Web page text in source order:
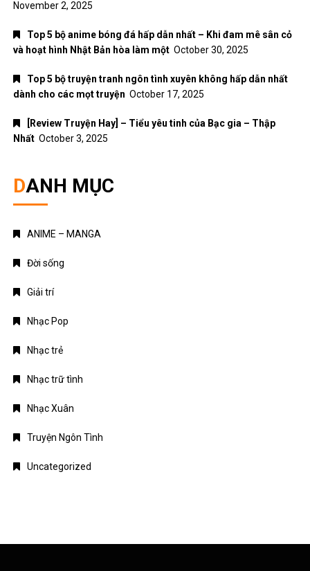
November 2, 2025
Top 5 bộ anime bóng đá hấp dẫn nhất – Khi đam mê sân cỏ
và hoạt hình Nhật Bản hòa làm một October 30, 2025
Top 5 bộ truyện tranh ngôn tình xuyên không hấp dẫn nhất
dành cho các mọt truyện October 17, 2025
[Review Truyện Hay] – Tiểu yêu tinh của Bạc gia – Thập
Nhất October 3, 2025
DANH MỤC
ANIME – MANGA
Đời sống
Giải trí
Nhạc Pop
Nhạc trẻ
Nhạc trữ tình
Nhạc Xuân
Truyện Ngôn Tình
Uncategorized